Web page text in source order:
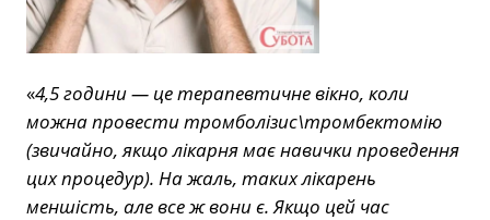
«4,5 години — це терапевтичне вікно, коли
можна провести тромболізис\тромбектомію
(звичайно, якщо лікарня має навички проведення
цих процедур). На жаль, таких лікарень
меншість, але все ж вони є. Якщо цей час